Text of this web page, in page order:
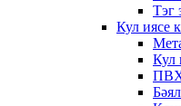
Тэг
Кул иясе
Кул
ПВХ